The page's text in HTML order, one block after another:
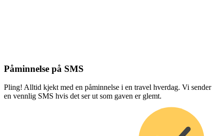
Påminnelse på SMS
Pling! Alltid kjekt med en påminnelse i en travel hverdag. Vi sender
en vennlig SMS hvis det ser ut som gaven er glemt.